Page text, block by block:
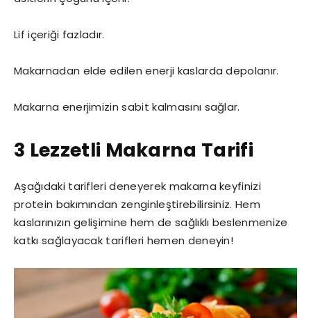
Lif içeriği fazladır.
Makarnadan elde edilen enerji kaslarda depolanır.
Makarna enerjimizin sabit kalmasını sağlar.
3 Lezzetli Makarna Tarifi
Aşağıdaki tarifleri deneyerek makarna keyfinizi
protein bakımından zenginleştirebilirsiniz. Hem
kaslarınızın gelişimine hem de sağlıklı beslenmenize
katkı sağlayacak tarifleri hemen deneyin!